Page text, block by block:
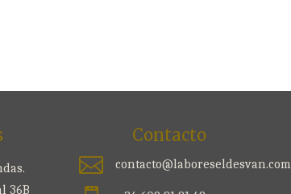
36B
Contacto
 contacto@laboreseldesvan.com